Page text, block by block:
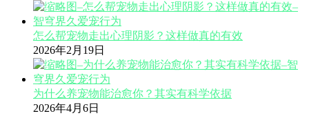
怎么帮宠物走出心理阴影？这样做真的有效
2026年2月19日
为什么养宠物能治愈你？其实有科学依据
2026年4月6日